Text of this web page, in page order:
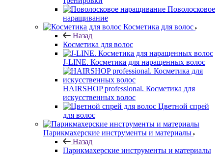
Поволосковое
наращивание
Косметика для волос
Назад
Косметика для волос
J-LINE. Косметика для наращенных волос
HAIRSHOP professional. Косметика для
искусственных волос
Цветной спрей
для волос
Парикмахерские инструменты и материалы
Назад
Парикмахерские инструменты и материалы